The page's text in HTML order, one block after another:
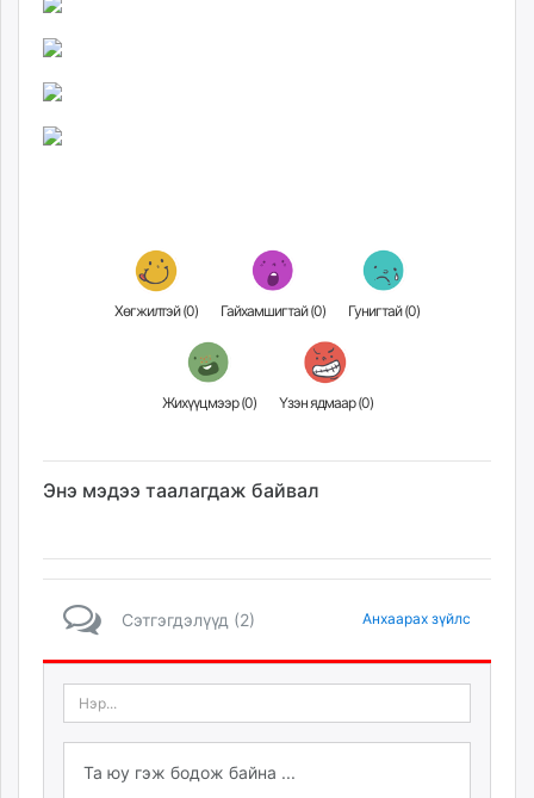
Хөгжилтэй (0) Гайхамшигтай (0) Гунигтай (0)
Жихүүцмээр (0) Үзэн ядмаар (0)
Энэ мэдээ таалагдаж байвал
Сэтгэгдэлүүд (2) Анхаарах зүйлс